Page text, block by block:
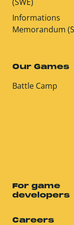
Informations
Memorandum
Our Games
Battle Camp
For game
developers
Careers